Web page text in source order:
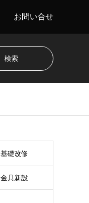
お問い合せ
基礎改修
金具新設